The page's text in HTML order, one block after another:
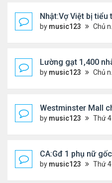
Nhật:Vợ Việt bị tiểu
by music123 Chủ nhật Tháng 11 02, 2025 6:36 pm
Lường gạt 1,400
by music123 Chủ nhật Tháng 11 02, 2025 6:27 pm
Westminster Mall
by music123 Thứ 4 Tháng 10 22, 2025 6:55 pm
CA:Gđ 1 phụ nữ
by music123 Thứ 4 Tháng 10 22, 2025 5:05 pm